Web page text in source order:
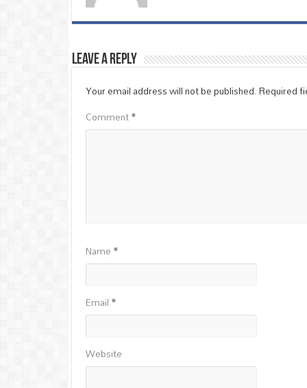
Leave a Reply
Your email address will not be published.Required
Comment*
Name*
Email*
Website